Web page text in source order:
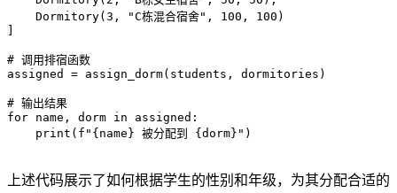
    Dormitory(3, "C栋混合宿舍", 100, 100)
]
# 调用排宿函数
assigned = assign_dorm(students, dormitories)
# 输出结果
for name, dorm in assigned:
    print(f"{name} 被分配到 {dorm}")
上述代码展示了如何根据学生的性别和年级，为其分配合适的